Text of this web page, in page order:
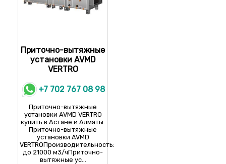
Приточно-вытяжные
установки AVMD
VERTRO
+7 702 767 08 98
Приточно-вытяжные
установки AVMD VERTRO
купить в Астане и Алматы.
Приточно-вытяжные
установки AVMD
VERTROПроизводительность:
до 21000 м3/чПриточно-
вытяжные ус...